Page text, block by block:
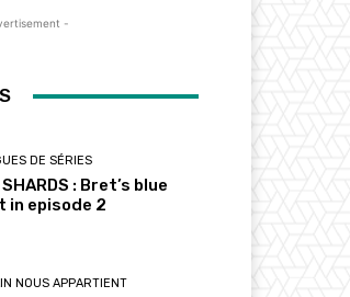
-
DE SÉRIES
SHARDS : Bret’s blue
in episode 2
NOUS APPARTIENT